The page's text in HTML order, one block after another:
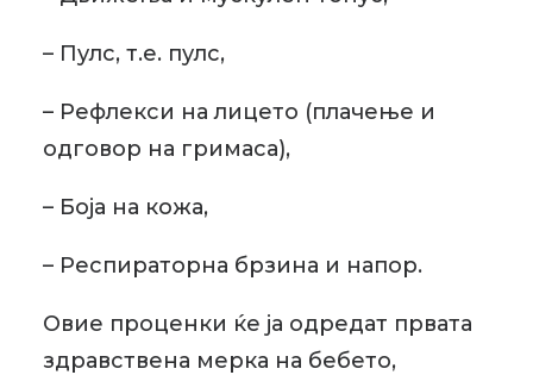
– Пулс, т.е. пулс,
– Рефлекси на лицето (плачење и
одговор на гримаса),
– Боја на кожа,
– Респираторна брзина и напор.
Овие проценки ќе ја одредат првата
здравствена мерка на бебето,